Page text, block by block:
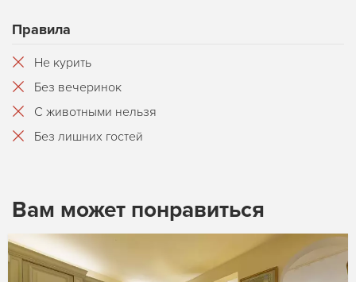
Правила
Не курить
Без вечеринок
С животными нельзя
Без лишних гостей
Вам может понравиться